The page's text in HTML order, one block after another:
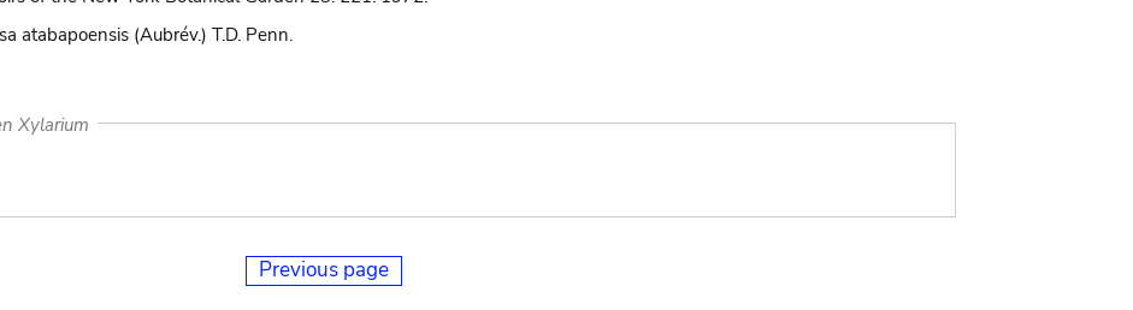
atabapoensis (Aubrév.) T.D. Penn.
Xylarium
Previous page